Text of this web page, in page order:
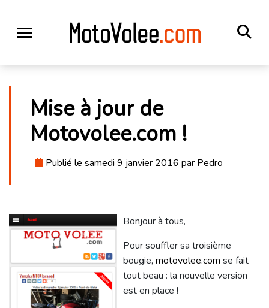
Mise à jour de
Motovolee.com !
Publié le samedi 9 janvier 2016 par Pedro
Bonjour à tous,
Pour souffler sa troisième
bougie, motovolee.com se fait
tout beau : la nouvelle version
est en place !